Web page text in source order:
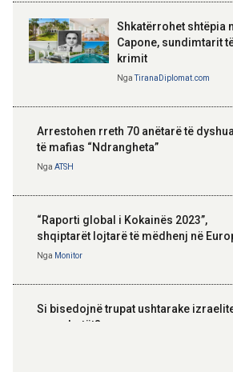
Shkatërrohet shtëpia
Capone, sundimtarit
krimit
Nga TiranaDiplomat.com
Arrestohen rreth 70 anëtarë të
të mafias “Ndrangheta”
Nga ATSH
“Raporti global i Kokainës 2023”,
shqiptarët lojtarë të mëdhenj në
Nga Monitor
Si bisedojnë trupat ushtarake
me robotët?